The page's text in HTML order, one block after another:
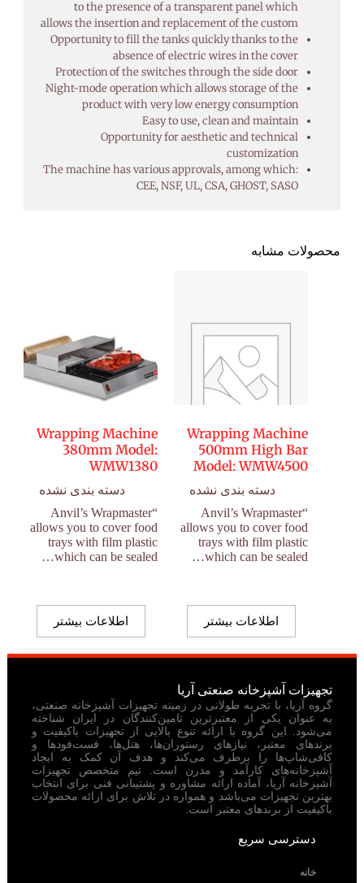
to the presence of a transparent panel which
allows the insertion and replacement of the custom
Opportunity to fill the tanks quickly thanks to the
absence of electric wires in the cover
Protection of the switches through the side door
Night-mode operation which allows storage of the
product with very low energy consumption
Easy to use, clean and maintain
Opportunity for aesthetic and technical
customization
The machine has various approvals, among which:
CEE, NSF, UL, CSA, GHOST, SASO
محصولات مشابه
Wrapping Machine
500mm High Bar
Model: WMW4500
دسته بندی نشده
“Anvil’s Wrapmaster
allows you to cover food
trays with film plastic
which can be sealed…
اطلاعات بیشتر
Wrapping Machine
380mm Model:
WMW1380
دسته بندی نشده
“Anvil’s Wrapmaster
allows you to cover food
trays with film plastic
which can be sealed…
اطلاعات بیشتر
تجهیزات آشپزخانه صنعتی آریا
گروه آریا، با تجربه طولانی در زمینه تجهیزات آشپزخانه صنعتی،
به عنوان یکی از معتبرترین تامین‌کنندگان در ایران شناخته
می‌شود. این گروه با ارائه تنوع بالایی از تجهیزات باکیفیت و
برندهای معتبر، نیازهای رستوران‌ها، هتل‌ها، فست‌فودها و
کافی‌شاپ‌ها را برطرف می‌کند و هدف آن کمک به ایجاد
آشپزخانه‌های کارآمد و مدرن است. تیم متخصص تجهیزات
آشپزخانه آریا، آماده ارائه مشاوره و پشتیبانی فنی برای انتخاب
بهترین تجهیزات می‌باشد و همواره در تلاش برای ارائه محصولات
باکیفیت از برندهای معتبر است.
دسترسی سریع
خانه